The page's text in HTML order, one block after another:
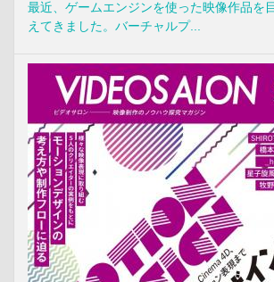
最近、ゲームエンジンを使った映像作品を
えてきました。バーチャルプ...